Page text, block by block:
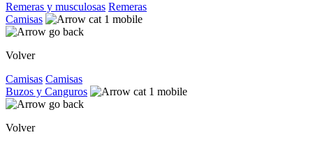
Remeras y musculosas Remeras
Camisas
Volver
Camisas Camisas
Buzos y Canguros
Volver